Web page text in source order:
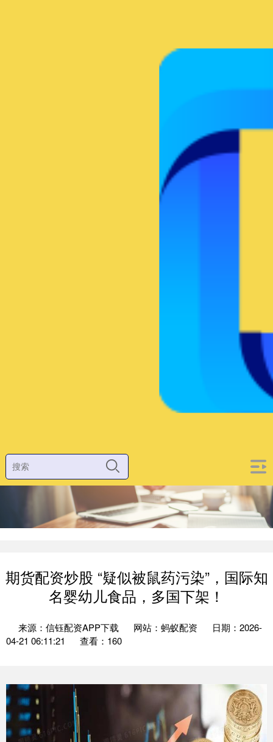
期货配资炒股 “疑似被鼠药污染”，国际知
名婴幼儿食品，多国下架！
来源：信钰配资APP下载 网站：蚂蚁配资
日期：2026-
04-21 06:11:21
查看：160